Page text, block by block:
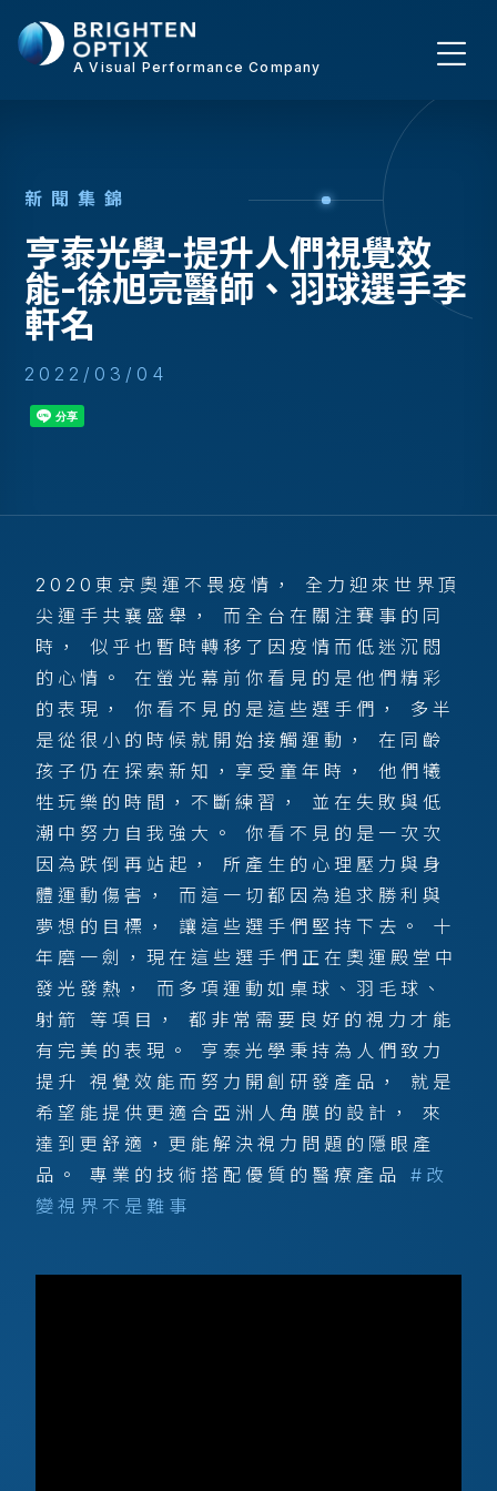
A Visual Performance Company
亨泰光學-提升人們視覺效
能-徐旭亮醫師、羽球選手李
軒名
2022/03/04
新 聞集錦
2020東京奧運不畏疫情， 全力迎來世界頂
尖運手共襄盛舉， 而全台在關注賽事的同
時， 似乎也暫時轉移了因疫情而低迷沉悶
的心情。 在螢光幕前你看見的是他們精彩
的表現， 你看不見的是這些選手們， 多半
是從很小的時候就開始接觸運動， 在同齡
孩子仍在探索新知，享受童年時， 他們犧
牲玩樂的時間，不斷練習， 並在失敗與低
潮中努力自我強大。 你看不見的是一次次
因為跌倒再站起， 所產生的心理壓力與身
體運動傷害， 而這一切都因為追求勝利與
夢想的目標， 讓這些選手們堅持下去。 十
年磨一劍，現在這些選手們正在奧運殿堂中
發光發熱， 而多項運動如桌球、羽毛球、
射箭 等項目， 都非常需要良好的視力才能
有完美的表現。 亨泰光學秉持為人們致力
提升 視覺效能而努力開創研發產品， 就是
希望能提供更適合亞洲人角膜的設計， 來
達到更舒適，更能解決視力問題的隱眼產
品。 專業的技術搭配優質的醫療產品 #改
變視界不是難事